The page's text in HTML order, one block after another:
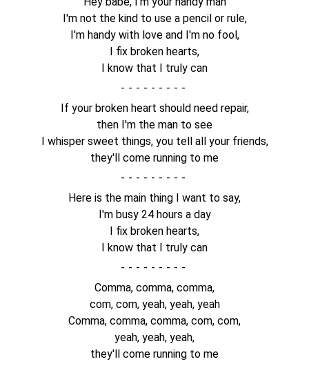
I'm not the kind to use a pencil or rule,
I'm handy with love and I'm no fool,
I fix broken hearts,
I know that I truly can
-
If your broken heart should need repair,
then I'm the man to see
I whisper sweet things, you tell all your friends,
they'll come running to me
-
Here is the main thing I want to say,
I'm busy 24 hours a day
I fix broken hearts,
I know that I truly can
-
Comma, comma, comma,
com, com, yeah, yeah, yeah
Comma, comma, comma, com, com,
yeah, yeah, yeah,
they'll come running to me